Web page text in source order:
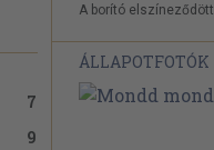
7
9
A borító elszíneződött.
ÁLLAPOTFOTÓK